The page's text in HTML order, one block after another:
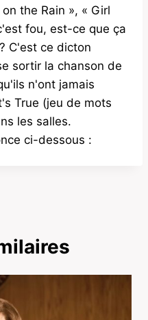
the Rain », « Girl
fou, est-ce que ça
C'est ce dicton
sortir la chanson de
n'ont jamais
True (jeu de mots
les salles.
ci-dessous :